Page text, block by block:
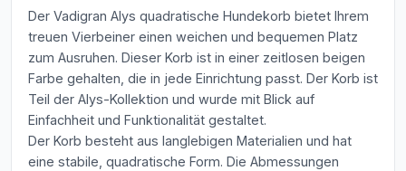
Der Vadigran Alys quadratische Hundekorb bietet Ihrem
treuen Vierbeiner einen weichen und bequemen Platz
zum Ausruhen. Dieser Korb ist in einer zeitlosen beigen
Farbe gehalten, die in jede Einrichtung passt. Der Korb ist
Teil der Alys-Kollektion und wurde mit Blick auf
Einfachheit und Funktionalität gestaltet.
Der Korb besteht aus langlebigen Materialien und hat
eine stabile, quadratische Form. Die Abmessungen